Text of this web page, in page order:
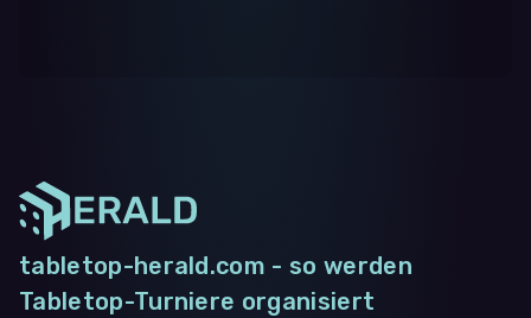
tabletop-herald.com - so werden
Tabletop-Turniere organisiert